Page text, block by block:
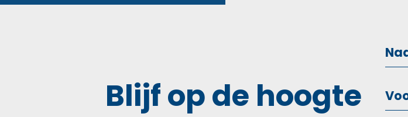
Blijf op de hoogte